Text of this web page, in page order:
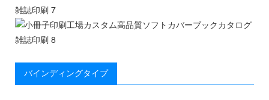
バインディングタイプ